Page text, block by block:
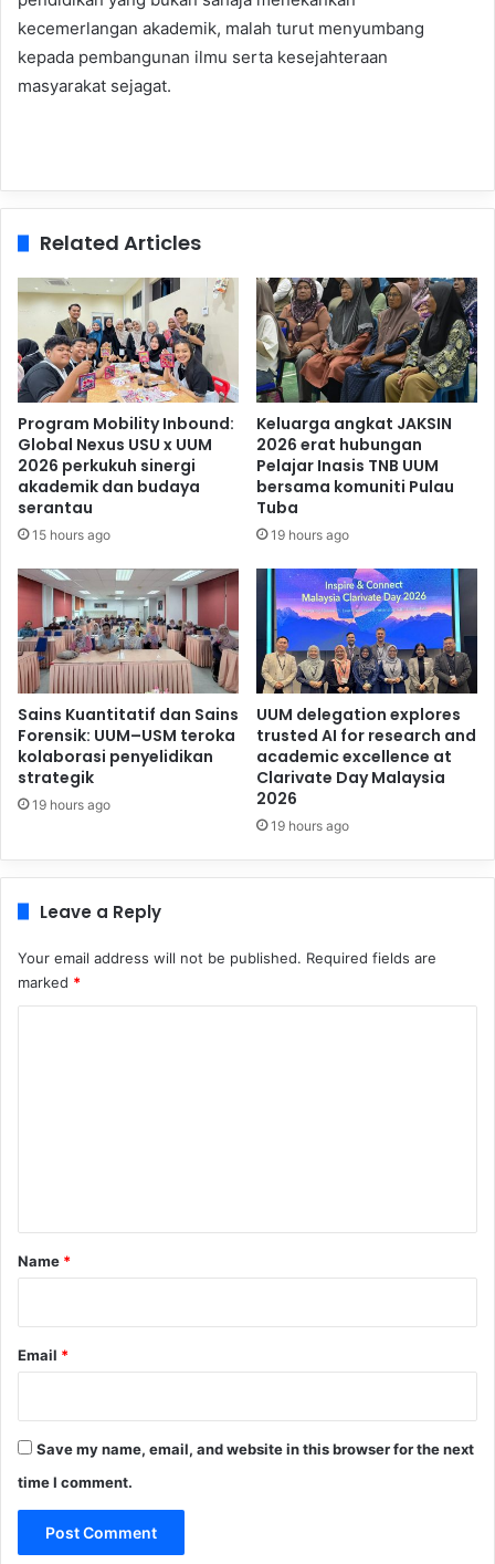
kecemerlangan akademik, malah turut menyumbang
kepada pembangunan ilmu serta kesejahteraan
masyarakat sejagat.
Related Articles
Program Mobility Inbound:
Global Nexus USU x UUM
2026 perkukuh sinergi
akademik dan budaya
serantau
15 hours ago
Keluarga angkat JAKSIN
2026 erat hubungan
Pelajar Inasis TNB UUM
bersama komuniti Pulau
Tuba
19 hours ago
Sains Kuantitatif dan Sains
Forensik: UUM–USM teroka
kolaborasi penyelidikan
strategik
19 hours ago
UUM delegation explores
trusted AI for research and
academic excellence at
Clarivate Day Malaysia
2026
19 hours ago
Leave a Reply
Your email address will not be published. Required fields are
marked *
*
Name *
Email *
Save my name, email, and website in this browser for the next
time I comment.